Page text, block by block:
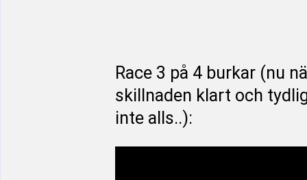
Race 3 på 4 burkar (nu
skillnaden klart och
inte alls..):